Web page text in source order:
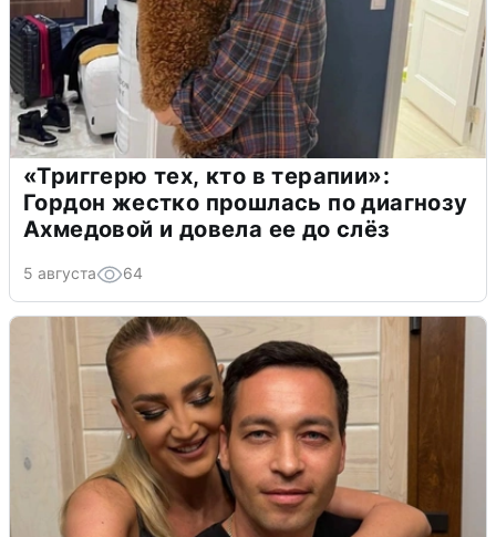
«Триггерю тех, кто в терапии»:
Гордон жестко прошлась по диагнозу
Ахмедовой и довела ее до слёз
5 августа 64